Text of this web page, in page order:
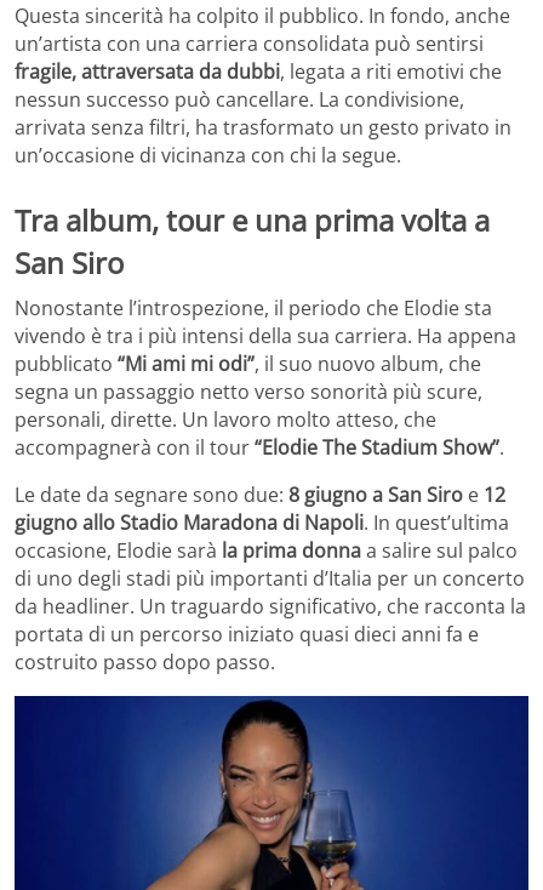
Questa sincerità ha colpito il pubblico. In fondo, anche
un’artista con una carriera consolidata può sentirsi
fragile, attraversata da dubbi, legata a riti emotivi che
nessun successo può cancellare. La condivisione,
arrivata senza filtri, ha trasformato un gesto privato in
un’occasione di vicinanza con chi la segue.
Tra album, tour e una prima volta a
San Siro
Nonostante l’introspezione, il periodo che Elodie sta
vivendo è tra i più intensi della sua carriera. Ha appena
pubblicato “Mi ami mi odi”, il suo nuovo album, che
segna un passaggio netto verso sonorità più scure,
personali, dirette. Un lavoro molto atteso, che
accompagnerà con il tour“Elodie The Stadium Show”.
Le date da segnare sono due: 8 giugno a San Siro e 12
giugno allo Stadio Maradona di Napoli. In quest’ultima
occasione, Elodie sarà la prima donnaa salire sul palco
di uno degli stadi più importanti d’Italia per un concerto
da headliner. Un traguardo significativo, che racconta la
portata di un percorso iniziato quasi dieci anni fa e
costruito passo dopo passo.